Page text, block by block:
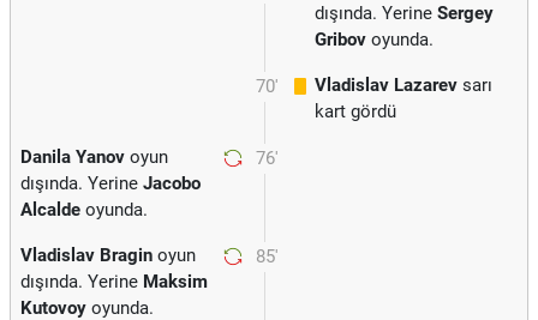
dışında. Yerine Sergey
Gribov oyunda.
70' Vladislav Lazarev sarı
kart gördü
76'
Danila Yanov oyun
dışında. Yerine Jacobo
Alcalde oyunda.
85'
Vladislav Bragin oyun
dışında. Yerine Maksim
Kutovoy oyunda.